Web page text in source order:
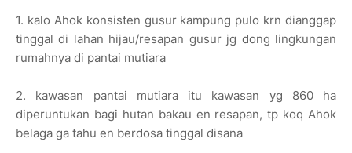
1. kalo Ahok konsisten gusur kampung pulo krn dianggap
tinggal di lahan hijau/resapan gusur jg dong lingkungan
rumahnya di pantai mutiara
2. kawasan pantai mutiara itu kawasan yg 860 ha
diperuntukan bagi hutan bakau en resapan, tp koq Ahok
belaga ga tahu en berdosa tinggal disana